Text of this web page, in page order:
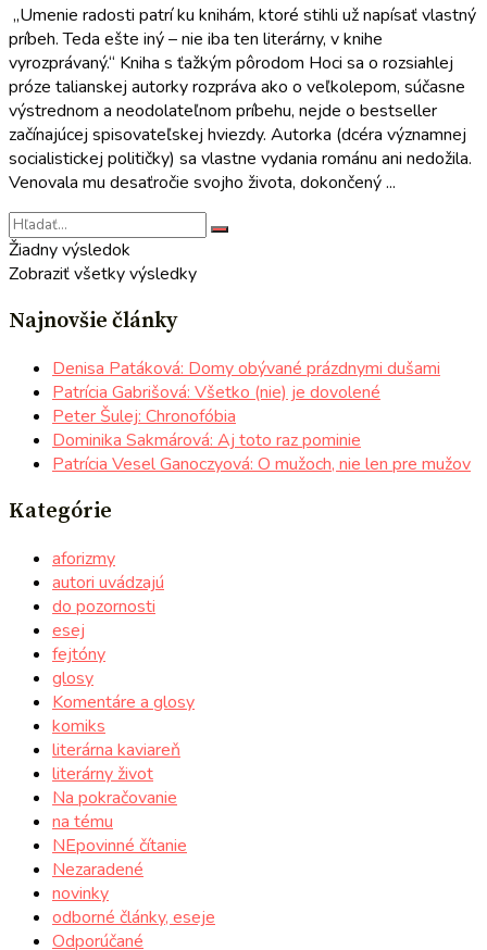
„Umenie radosti patrí ku knihám, ktoré stihli už napísať vlastný
príbeh. Teda ešte iný – nie iba ten literárny, v knihe
vyrozprávaný.“ Kniha s ťažkým pôrodom Hoci sa o rozsiahlej
próze talianskej autorky rozpráva ako o veľkolepom, súčasne
výstrednom a neodolateľnom príbehu, nejde o bestseller
začínajúcej spisovateľskej hviezdy. Autorka (dcéra významnej
socialistickej političky) sa vlastne vydania románu ani nedožila.
Venovala mu desaťročie svojho života, dokončený ...
Žiadny výsledok
Zobraziť všetky výsledky
Najnovšie články
Denisa Patáková: Domy obývané prázdnymi dušami
Patrícia Gabrišová: Všetko (nie) je dovolené
Peter Šulej: Chronofóbia
Dominika Sakmárová: Aj toto raz pominie
Patrícia Vesel Ganoczyová: O mužoch, nie len pre mužov
Kategórie
aforizmy
autori uvádzajú
do pozornosti
esej
fejtóny
glosy
Komentáre a glosy
komiks
literárna kaviareň
literárny život
Na pokračovanie
na tému
NEpovinné čítanie
Nezaradené
novinky
odborné články, eseje
Odporúčané